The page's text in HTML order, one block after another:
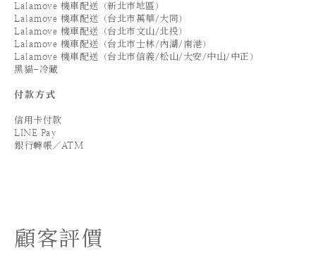
Lalamove 機車配送（新北市地區）
Lalamove 機車配送（台北市萬華/大同）
Lalamove 機車配送（台北市文山/北投）
Lalamove 機車配送（台北市士林/內湖/南港）
Lalamove 機車配送（台北市信義/松山/大安/中山/中正）
黑貓-冷藏
付款方式
信用卡付款
LINE Pay
銀行轉帳／ATM
顧客評價